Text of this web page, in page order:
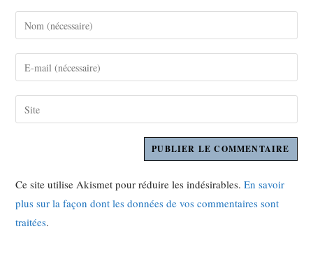
Ce site utilise Akismet pour réduire les indésirables.En savoir
plus sur la façon dont les données de vos commentaires sont
traitées.